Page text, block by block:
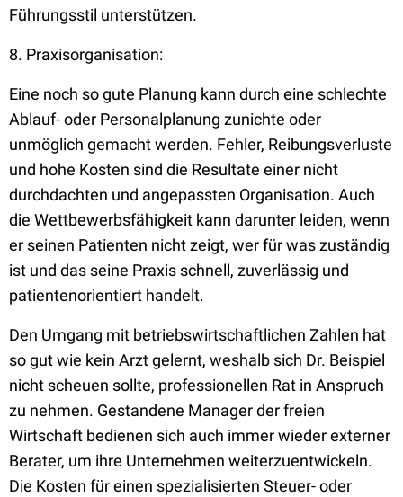
Führungsstil unterstützen.
8. Praxisorganisation:
Eine noch so gute Planung kann durch eine schlechte
Ablauf- oder Personalplanung zunichte oder
unmöglich gemacht werden. Fehler, Reibungsverluste
und hohe Kosten sind die Resultate einer nicht
durchdachten und angepassten Organisation. Auch
die Wettbewerbsfähigkeit kann darunter leiden, wenn
er seinen Patienten nicht zeigt, wer für was zuständig
ist und das seine Praxis schnell, zuverlässig und
patientenorientiert handelt.
Den Umgang mit betriebswirtschaftlichen Zahlen hat
so gut wie kein Arzt gelernt, weshalb sich Dr. Beispiel
nicht scheuen sollte, professionellen Rat in Anspruch
zu nehmen. Gestandene Manager der freien
Wirtschaft bedienen sich auch immer wieder externer
Berater, um ihre Unternehmen weiterzuentwickeln.
Die Kosten für einen spezialisierten Steuer- oder